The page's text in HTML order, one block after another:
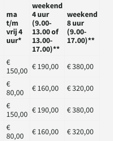
ma
t/m
vrij 4
uur*
weekend
4 uur
(9.00-
13.00 of
13.00-
17.00)**
weekend
8 uur
(9.00-
17.00)**
€
150,00 € 190,00
€ 380,00
€
80,00
€ 160,00 € 320,00
€
150,00 € 190,00 € 380,00
€
80,00
€ 160,00 € 320,00